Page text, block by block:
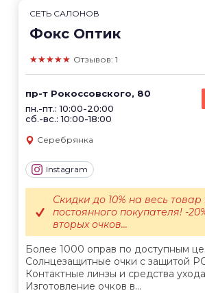
СЕТЬ САЛОНОВ
Фокс Оптик
★★★★★ Отзывов: 1
пр-т Рокоссовского, 80
пн.-пт.: 10:00-20:00
сб.-вс.: 10:00-18:00
Серебрянка
Instagram
Более 1000 оправ по доступным
Солнцезащитные очки с защитой
Контактные линзы и средства
Изготовление очков в...
Скидки до 10% на весь товар
постоянного покупателя! -
вторых очков...